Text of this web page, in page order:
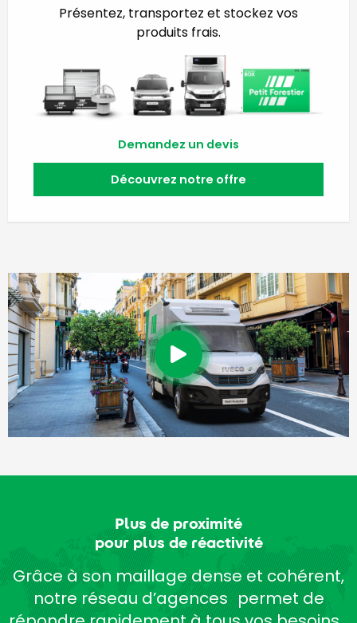
Présentez, transportez et stockez vos
produits frais.
Demandez un devis
Découvrez notre offre
Plus de proximité
pour plus de réactivité
Grâce à son maillage dense et cohérent,
notre réseau d’agences permet de